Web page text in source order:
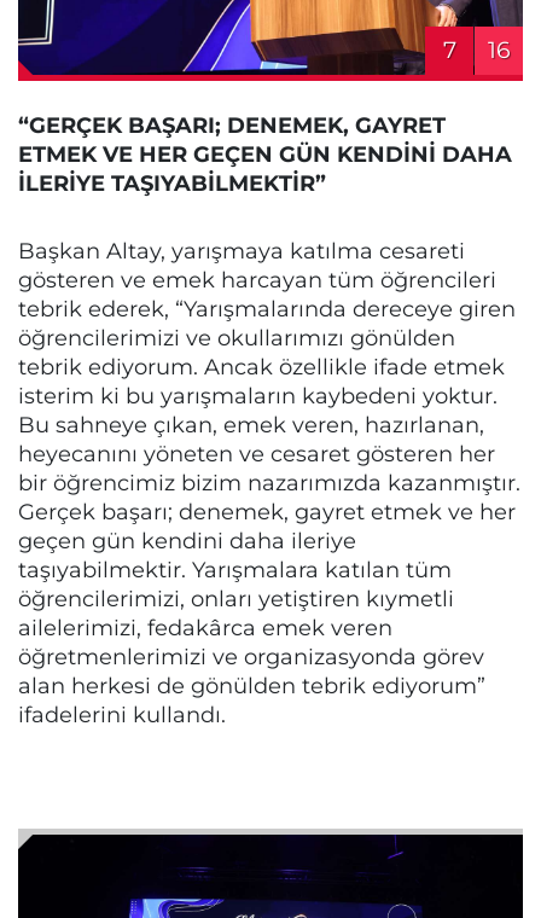
7 16
“GERÇEK BAŞARI; DENEMEK, GAYRET
ETMEK VE HER GEÇEN GÜN KENDİNİ DAHA
İLERİYE TAŞIYABİLMEKTİR”
Başkan Altay, yarışmaya katılma cesareti
gösteren ve emek harcayan tüm öğrencileri
tebrik ederek, “Yarışmalarında dereceye giren
öğrencilerimizi ve okullarımızı gönülden
tebrik ediyorum. Ancak özellikle ifade etmek
isterim ki bu yarışmaların kaybedeni yoktur.
Bu sahneye çıkan, emek veren, hazırlanan,
heyecanını yöneten ve cesaret gösteren her
bir öğrencimiz bizim nazarımızda kazanmıştır.
Gerçek başarı; denemek, gayret etmek ve her
geçen gün kendini daha ileriye
taşıyabilmektir. Yarışmalara katılan tüm
öğrencilerimizi, onları yetiştiren kıymetli
ailelerimizi, fedakârca emek veren
öğretmenlerimizi ve organizasyonda görev
alan herkesi de gönülden tebrik ediyorum”
ifadelerini kullandı.